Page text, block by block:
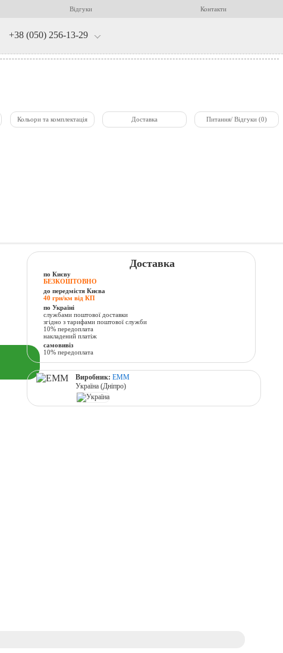
Відгуки Контакти
+38 (050) 256-13-29
Кольори та комплектація Доставка Питання/ Відгуки (0)
Доставка
по Києву
БЕЗКОШТОВНО
до передмістя Києва
40 грн/км від КП
по Україні
службами поштової доставки
згідно з тарифами поштової служби
10% передоплата
накладений платіж
самовивіз
10% передоплата
Виробник: ЕММ
Україна (Дніпро)